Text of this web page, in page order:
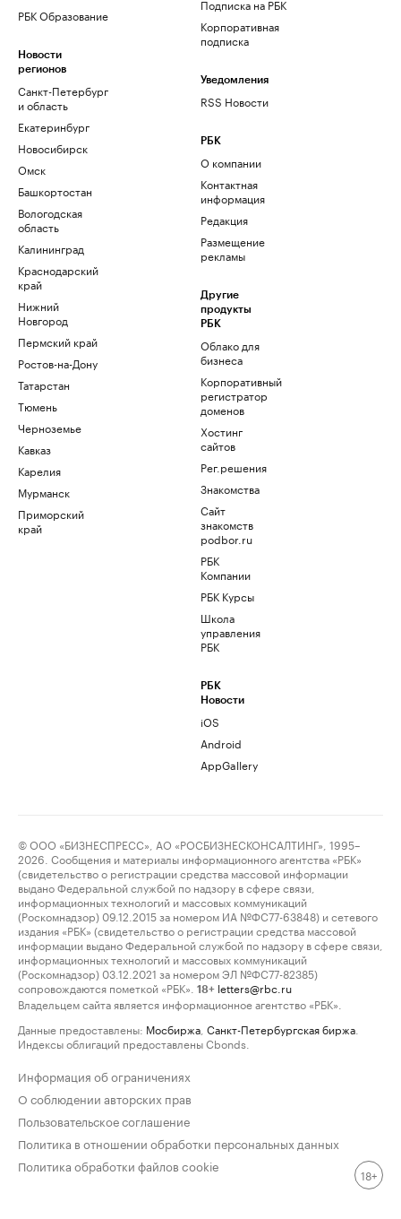
РБК Образование
Новости
регионов
Санкт-Петербург
и область
Екатеринбург
Новосибирск
Омск
Башкортостан
Вологодская
область
Калининград
Краснодарский
край
Нижний
Новгород
Пермский край
Ростов-на-Дону
Татарстан
Тюмень
Черноземье
Кавказ
Карелия
Мурманск
Приморский
край
Подписка на РБК
Корпоративная
подписка
Уведомления
RSS Новости
РБК
О компании
Контактная
информация
Редакция
Размещение
рекламы
Другие
продукты
РБК
Облако для
бизнеса
Корпоративный
регистратор
доменов
Хостинг
сайтов
Рег.решения
Знакомства
Сайт
знакомств
podbor.ru
РБК
Компании
РБК Курсы
Школа
управления
РБК
РБК
Новости
iOS
Android
AppGallery
© ООО «БИЗНЕСПРЕСС», АО «РОСБИЗНЕСКОНСАЛТИНГ», 1995–
2026. Сообщения и материалы информационного агентства «РБК»
(свидетельство о регистрации средства массовой информации
выдано Федеральной службой по надзору в сфере связи,
информационных технологий и массовых коммуникаций
(Роскомнадзор) 09.12.2015 за номером ИА №ФС77-63848) и сетевого
издания «РБК» (свидетельство о регистрации средства массовой
информации выдано Федеральной службой по надзору в сфере связи,
информационных технологий и массовых коммуникаций
(Роскомнадзор) 03.12.2021 за номером ЭЛ №ФС77-82385)
сопровождаются пометкой «РБК».
18+ letters@rbc.ru
Владельцем сайта является информационное агентство «РБК».
Данные предоставлены: Мосбиржа Санкт-Петербургская биржа
Индексы облигаций предоставлены Cbonds.
Информация об ограничениях
О соблюдении авторских прав
Пользовательское соглашение
Политика в отношении обработки персональных данных
Политика обработки файлов cookie
18+